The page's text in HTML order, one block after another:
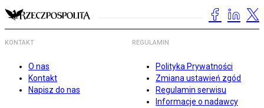
KONTAKT
O nas
Kontakt
Napisz do nas
REGULAMIN
Polityka Prywatności
Zmiana ustawień zgód
Regulamin serwisu
Informacje o nadawcy